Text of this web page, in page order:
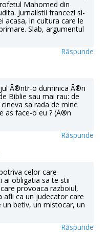
Mahomed din
Jurnalistii francezi si-
acasa, in cultura care le
Slab, argumentul
Răspunde
Ã®ntr-o duminica Ã®n
Biblie sau mai rau: de
sa rada de mine
as face-o eu ? (Ã®n
Răspunde
celor care
ai obligatia sa te stii
provoaca razboiul,
afli ca un judecator care
betiv, un mistocar, un
Răspunde